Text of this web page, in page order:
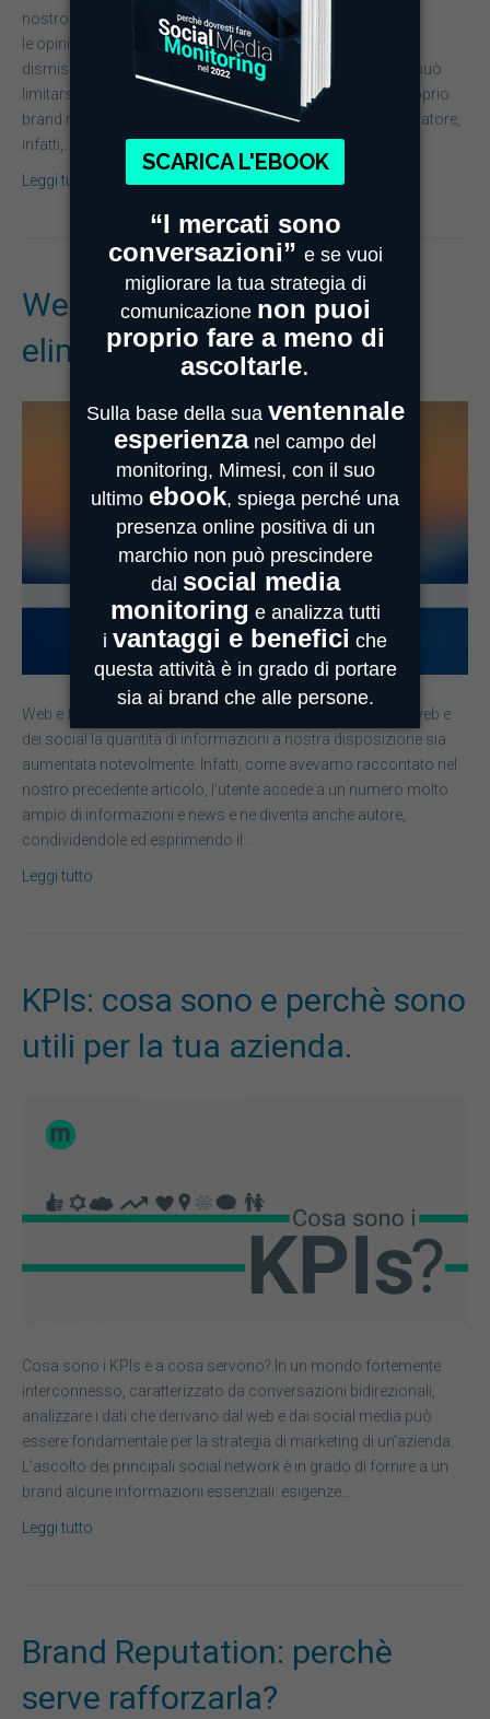
nostro blog che, con la diffusione dei social media,
le opinioni espresse dagli utenti del web sono aumentate a
dismisura, senza filtri. Per questo motivo, un’azienda non può
limitarsi ad indagare quanto si parli online di essa o del proprio
brand ma deve soffermarsi sul come. E’ quest’ultimo indicatore,
infatti,…
Leggi tutto
Web Monitoring: perché
eliminare il rumore di fondo
Web e fake news Non è una novità che con la nascita del web e
dei social la quantità di informazioni a nostra disposizione sia
aumentata notevolmente. Infatti, come avevamo raccontato nel
nostro precedente articolo, l’utente accede a un numero molto
ampio di informazioni e news e ne diventa anche autore,
condividendole ed esprimendo il…
Leggi tutto
KPIs: cosa sono e perchè sono
utili per la tua azienda.
Cosa sono i KPIs e a cosa servono? In un mondo fortemente
interconnesso, caratterizzato da conversazioni bidirezionali,
analizzare i dati che derivano dal web e dai social media può
essere fondamentale per la strategia di marketing di un’azienda.
L’ascolto dei principali social network è in grado di fornire a un
brand alcune informazioni essenziali: esigenze…
Leggi tutto
Brand Reputation: perchè
serve rafforzarla?